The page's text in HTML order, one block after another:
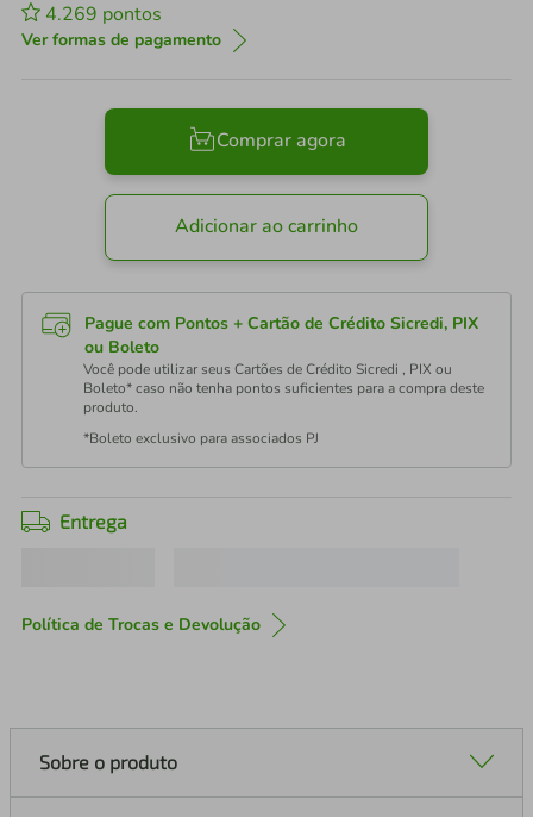
4.269 pontos
Ver formas de pagamento
Comprar agora
Adicionar ao carrinho
Pague com Pontos + Cartão de Crédito Sicredi, PIX
ou Boleto
Você pode utilizar seus Cartões de Crédito Sicredi , PIX ou
Boleto* caso não tenha pontos suficientes para a compra deste
produto.
*Boleto exclusivo para associados PJ
Entrega
Política de Trocas e Devolução
Sobre o produto